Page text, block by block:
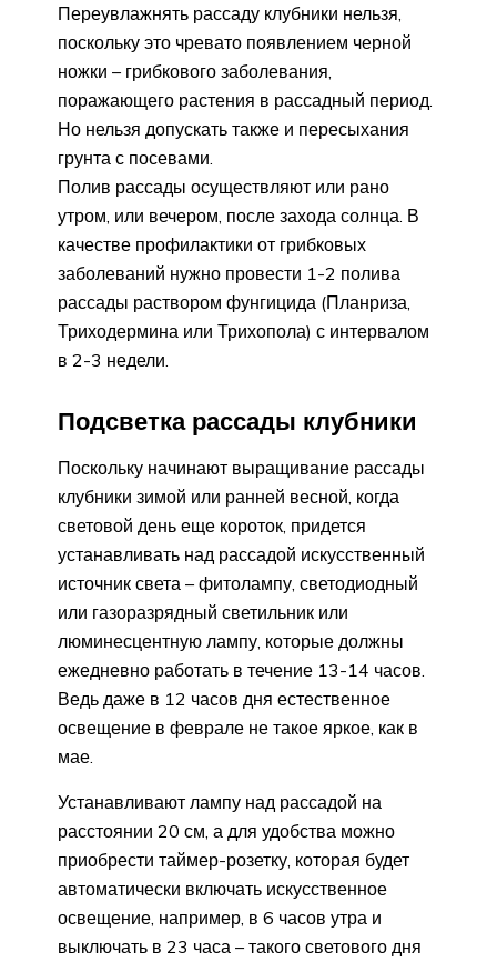
Переувлажнять рассаду клубники нельзя,
поскольку это чревато появлением черной
ножки – грибкового заболевания,
поражающего растения в рассадный период.
Но нельзя допускать также и пересыхания
грунта с посевами.
Полив рассады осуществляют или рано
утром, или вечером, после захода солнца. В
качестве профилактики от грибковых
заболеваний нужно провести 1-2 полива
рассады раствором фунгицида (Планриза,
Триходермина или Трихопола) с интервалом
в 2-3 недели.
Подсветка рассады клубники
Поскольку начинают выращивание рассады
клубники зимой или ранней весной, когда
световой день еще короток, придется
устанавливать над рассадой искусственный
источник света – фитолампу, светодиодный
или газоразрядный светильник или
люминесцентную лампу, которые должны
ежедневно работать в течение 13-14 часов.
Ведь даже в 12 часов дня естественное
освещение в феврале не такое яркое, как в
мае.
Устанавливают лампу над рассадой на
расстоянии 20 см, а для удобства можно
приобрести таймер-розетку, которая будет
автоматически включать искусственное
освещение, например, в 6 часов утра и
выключать в 23 часа – такого светового дня